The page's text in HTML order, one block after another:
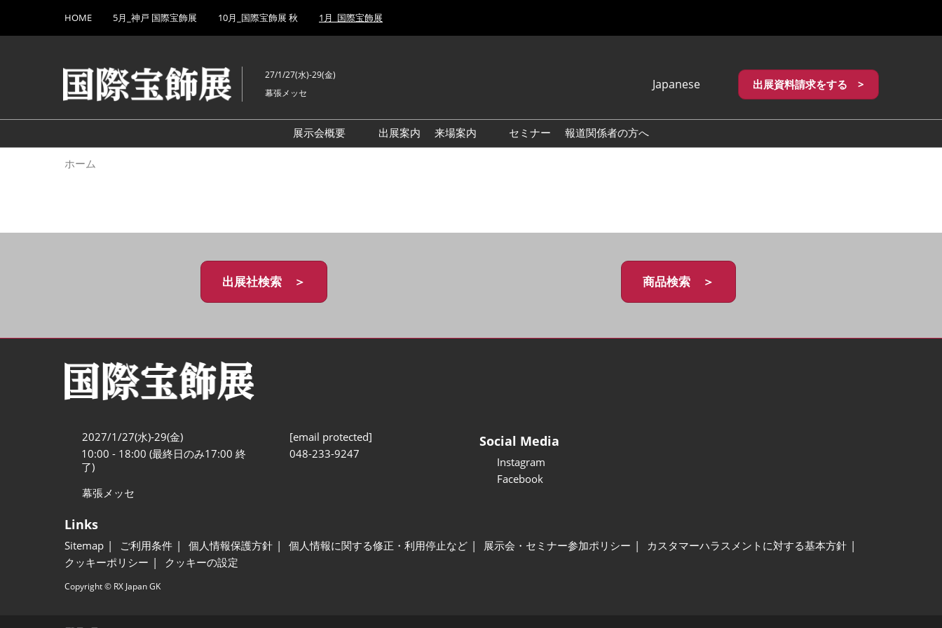
キ
し
て
to
HOME 5月_神戸 国際宝飾展 10月_国際宝飾展 秋 1月_国際宝飾展
27/1/27(水)-29(金)
幕張メッセ
Japanese
English
繁體中文
出展資料請求をする >
展示会概要
出展案内
来場案内
セミナー 報道関係者の方へ
ホーム
出展社検索 ＞ 商品検索 ＞
2027/1/27(水)-29(金)
10:00 - 18:00 (最終日のみ17:00 終
了)
幕張メッセ
[email protected]
048-233-9247
Social Media
Instagram
Facebook
Links
Sitemap ご利用条件 個人情報保護方針 個人情報に関する修正・利用停止など 展示会・セミナー参加ポリシー
カスタマーハラスメントに対する基本方針
クッキーポリシー
クッキーの設定
Copyright © RX Japan GK